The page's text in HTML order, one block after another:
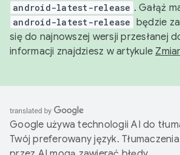
android-latest-release . Gałąź
android-latest-release będzie
się do najnowszej wersji przesłanej
informacji znajdziesz w artykule
Google używa technologii AI do
Twój preferowany język.